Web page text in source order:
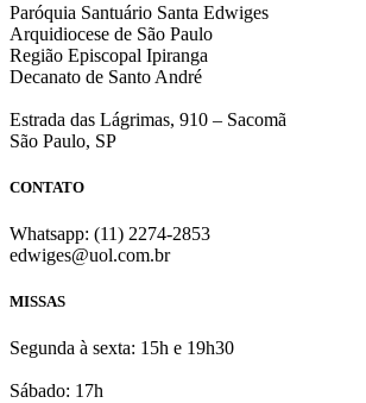
Paróquia Santuário Santa Edwiges
Arquidiocese de São Paulo
Região Episcopal Ipiranga
Decanato de Santo André
Estrada das Lágrimas, 910 – Sacomã
São Paulo, SP
CONTATO
Whatsapp: (11) 2274-2853
edwiges@uol.com.br
MISSAS
Segunda à sexta: 15h e 19h30
Sábado: 17h